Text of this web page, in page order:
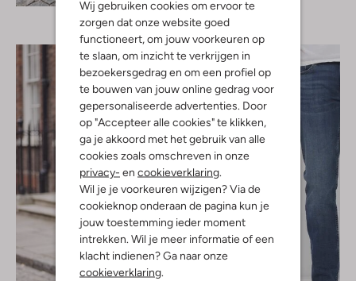
Wij gebruiken cookies om ervoor te
zorgen dat onze website goed
functioneert, om jouw voorkeuren op
te slaan, om inzicht te verkrijgen in
bezoekersgedrag en om een profiel op
te bouwen van jouw online gedrag voor
gepersonaliseerde advertenties. Door
op "Accepteer alle cookies" te klikken,
ga je akkoord met het gebruik van alle
cookies zoals omschreven in onze
privacy- en cookieverklaring.
Wil je je voorkeuren wijzigen? Via de
cookieknop onderaan de pagina kun je
jouw toestemming ieder moment
intrekken. Wil je meer informatie of een
klacht indienen? Ga naar onze
cookieverklaring.